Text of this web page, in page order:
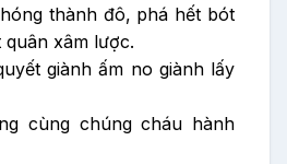
thành đô, phá hết bót
xâm lược.
giành ấm no giành lấy
cùng chúng cháu hành